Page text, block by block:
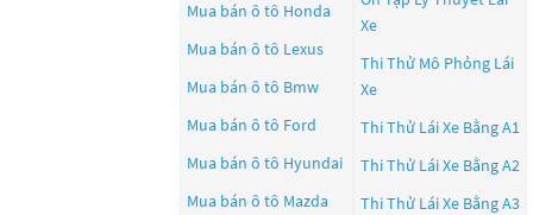
Mua bán ô tô Honda
Mua bán ô tô Lexus
Mua bán ô tô Bmw
Mua bán ô tô Ford
Mua bán ô tô Hyundai
Mua bán ô tô Mazda
Xe
Thi Thử Mô Phỏng Lái
Xe
Thi Thử Lái Xe Bằng A1
Thi Thử Lái Xe Bằng A2
Thi Thử Lái Xe Bằng A3